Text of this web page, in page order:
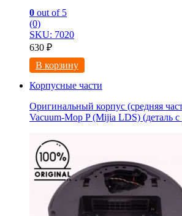
0 out of 5
(0)
SKU: 7020
630 ₽
В корзину
Корпусные части
Оригинальный корпус (средняя
Vacuum-Mop P (Mijia LDS) (деталь